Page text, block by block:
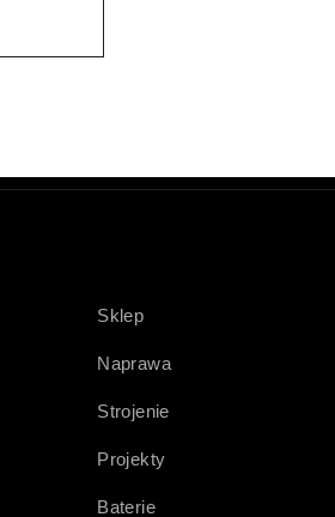
Sklep
Naprawa
Strojenie
Projekty
Baterie